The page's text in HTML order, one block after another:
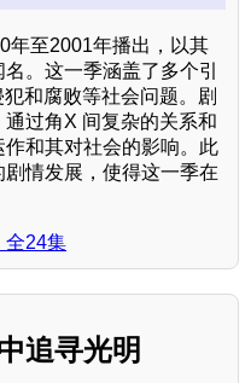
年至2001年播出，以其
。这一季涵盖了多个引
和腐败等社会问题。剧
过角X 间复杂的关系和
和其对社会的影响。此
情发展，使得这一季在
全24集
追寻光明